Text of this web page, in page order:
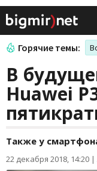
Горячие темы:
В
Huawei
Также у
22 декабря 2018, 14:20 |